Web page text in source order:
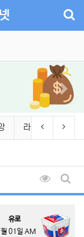
Next
라리가 세리
이전 분류다음
조회순
게시
유로
01일 AM